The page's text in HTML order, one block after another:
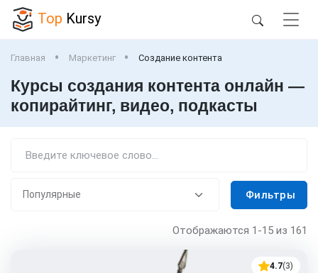
Top Kursy
Главная Маркетинг Создание контента
Курсы создания контента онлайн —
копирайтинг, видео, подкасты
Фильтры
Отображаются 1-15 из 161
4.7(3)